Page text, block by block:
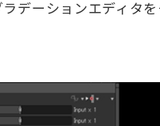
デーションエディタを